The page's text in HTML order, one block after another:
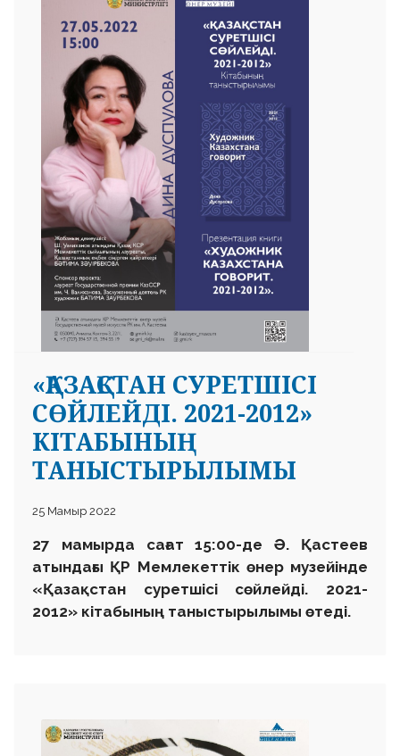
«ҚАЗАҚСТАН СУРЕТШІСІ
СӨЙЛЕЙДІ. 2021-2012»
КІТАБЫНЫҢ
ТАНЫСТЫРЫЛЫМЫ
25 Мамыр 2022
27 мамырда сағат 15:00-де Ә. Қастеев
атындағы ҚР Мемлекеттік өнер музейінде
«Қазақстан суретшісі сөйлейді. 2021-
2012» кітабының таныстырылымы өтеді.